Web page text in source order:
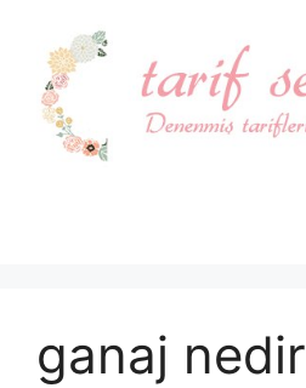
ganaj nedir